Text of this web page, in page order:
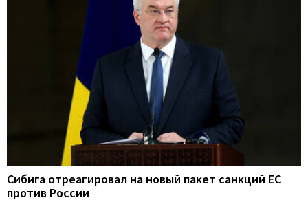
Сибига отреагировал на новый пакет санкций ЕС
против России